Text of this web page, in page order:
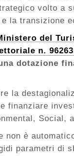
volto a
la transizione
del
n.
dotazione
la
finanziare
Social,
non è
parametri di